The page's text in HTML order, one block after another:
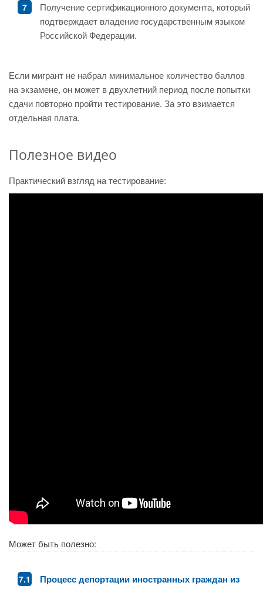
Получение сертификационного документа, который
подтверждает владение государственным языком
Российской Федерации.
Если мигрант не набрал минимальное количество баллов
на экзамене, он может в двухлетний период после попытки
сдачи повторно пройти тестирование. За это взимается
отдельная плата.
Полезное видео
Практический взгляд на тестирование:
Может быть полезно:
Процесс депортации иностранных граждан из